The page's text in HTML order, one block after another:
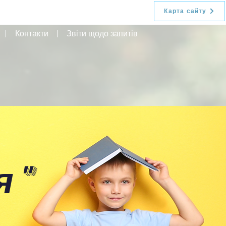
Карта сайту
Контакти Звіти щодо запитів
"